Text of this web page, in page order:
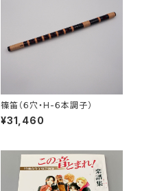
篠笛（６穴・H-６本調子）
¥31,460